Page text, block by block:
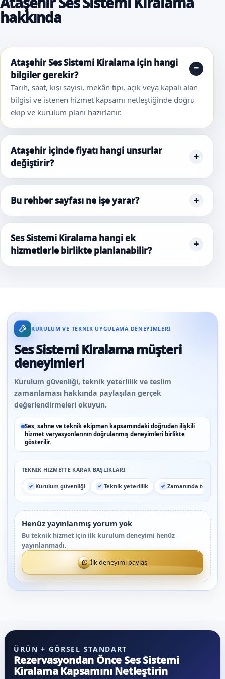
hakkında
Ataşehir Ses Sistemi Kiralama için hangi
bilgiler gerekir?
Tarih, saat, kişi sayısı, mekân tipi, açık veya kapalı alan
bilgisi ve istenen hizmet kapsamı netleştiğinde doğru
ekip ve kurulum planı hazırlanır.
Ataşehir içinde fiyatı hangi unsurlar
değiştirir?
Bu rehber sayfası ne işe yarar?
Ses Sistemi Kiralama hangi ek
hizmetlerle birlikte planlanabilir?
KURULUM VE TEKNIK UYGULAMA DENEYIMLERI
Ses Sistemi Kiralama müşteri
deneyimleri
Kurulum güvenliği, teknik yeterlilik ve teslim
zamanlaması hakkında paylaşılan gerçek
değerlendirmeleri okuyun.
Ses, sahne ve teknik ekipman kapsamındaki doğrudan ilişkili
hizmet varyasyonlarının doğrulanmış deneyimleri birlikte
gösterilir.
TEKNIK HIZMETTE KARAR BAŞLIKLARI
Kurulum güvenliği Teknik yeterlilik Zamanında teslim
Henüz yayınlanmış yorum yok
Bu teknik hizmet için ilk kurulum deneyimi henüz
yayınlanmadı.
İlk deneyimi paylaş
ÜRÜN + GÖRSEL STANDART
Rezervasyondan Önce Ses Sistemi
Kiralama Kapsamını Netleştirin